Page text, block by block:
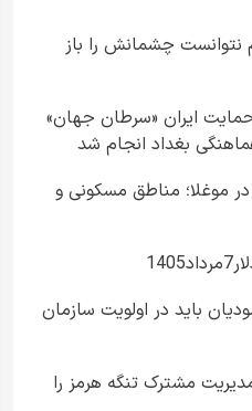
نتوانست چشمانش را باز
ایران «سرطان جهان»
بغداد انجام شد
موغلا؛ مناطق مسکونی و
باید در اولویت سازمان
مشترک تنگه هرمز را